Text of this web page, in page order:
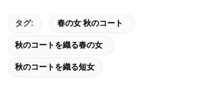
タグ: 春の女 秋のコート
秋のコートを織る春の女
秋のコートを織る短女